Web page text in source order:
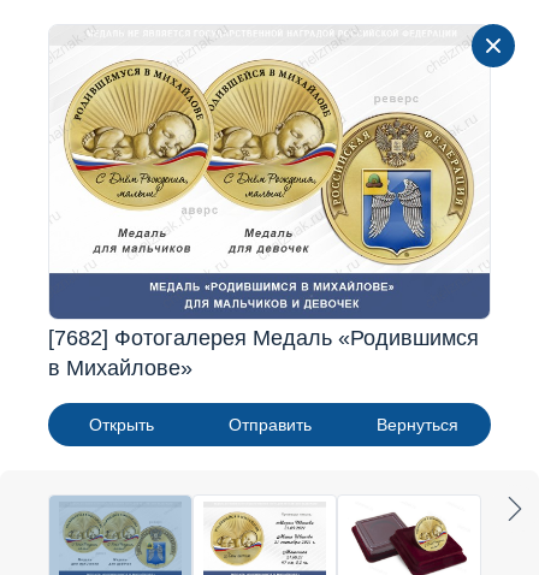
[7682] Фотогалерея Медаль «Родившимся
в Михайлове»
Открыть Отправить Вернуться